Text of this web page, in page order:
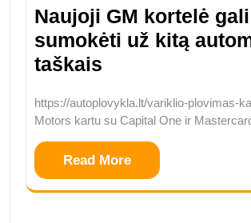
Naujoji GM kortelė gali
sumokėti už kitą
taškais
https://autoplovykla.lt/variklio-plovimas-
Motors kartu su Capital One ir
Read More